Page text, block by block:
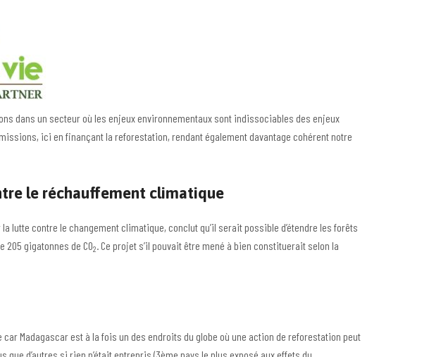
dans un secteur où les enjeux environnementaux sont indissociables des enjeux
ici en finançant la reforestation, rendant également davantage cohérent notre
le réchauffement climatique
contre le changement climatique, conclut qu’il serait possible d’étendre les forêts
gigatonnes de CO2. Ce projet s’il pouvait être mené à bien constituerait selon la
Madagascar est à la fois un des endroits du globe où une action de reforestation peut